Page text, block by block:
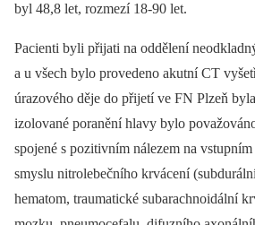
byl 48,8 let, rozmezí 18-90 let.
Pacienti byli přijati na oddělení
a u všech bylo provedeno akutní CT
úrazového děje do přijetí ve FN Plzeň
izolované poranění hlavy bylo
spojené s pozitivním nálezem na
smyslu nitrolebečního krvácení
hematom, traumatické subarachnoidální